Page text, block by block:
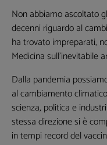
Non abbiamo ascoltato
decenni riguardo al
ha trovato impreparati,
Medicina sull’inevitabile
Dalla pandemia
al cambiamento
scienza, politica e
stessa direzione si è
in tempi record del